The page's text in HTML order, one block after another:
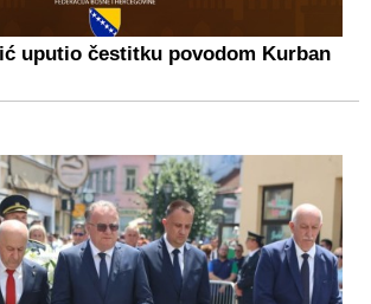
uputio čestitku povodom Kurban